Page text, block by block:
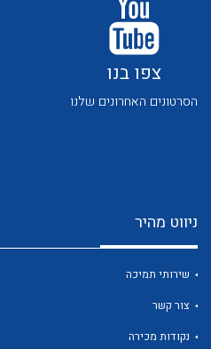
צפו בנו
הסרטונים האחרונים שלנו
ניווט מהיר
שירותי תמיכה
צור קשר
נקודות מכירה